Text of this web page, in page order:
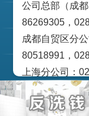
产业研究
实盘点睛
宏观金融数据图
公司总部（成
86269305，
成都自贸区分
80518991，
上海分公司：
68817209
北京营业部：